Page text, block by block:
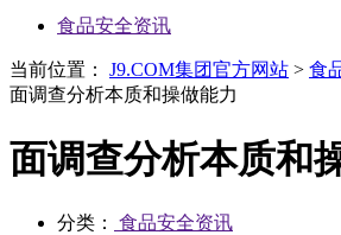
食品安全资讯
当前位置： J9.COM集团官方网站 > 食
面调查分析本质和操做能力
面调查分析本质和
分类：
食品安全资讯